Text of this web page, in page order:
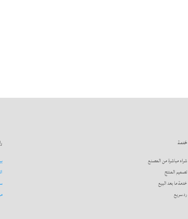
خدمة
شراء مباشرة من المصنع
تصميم المنتج
خدمة ما بعد البيع
رد سريع